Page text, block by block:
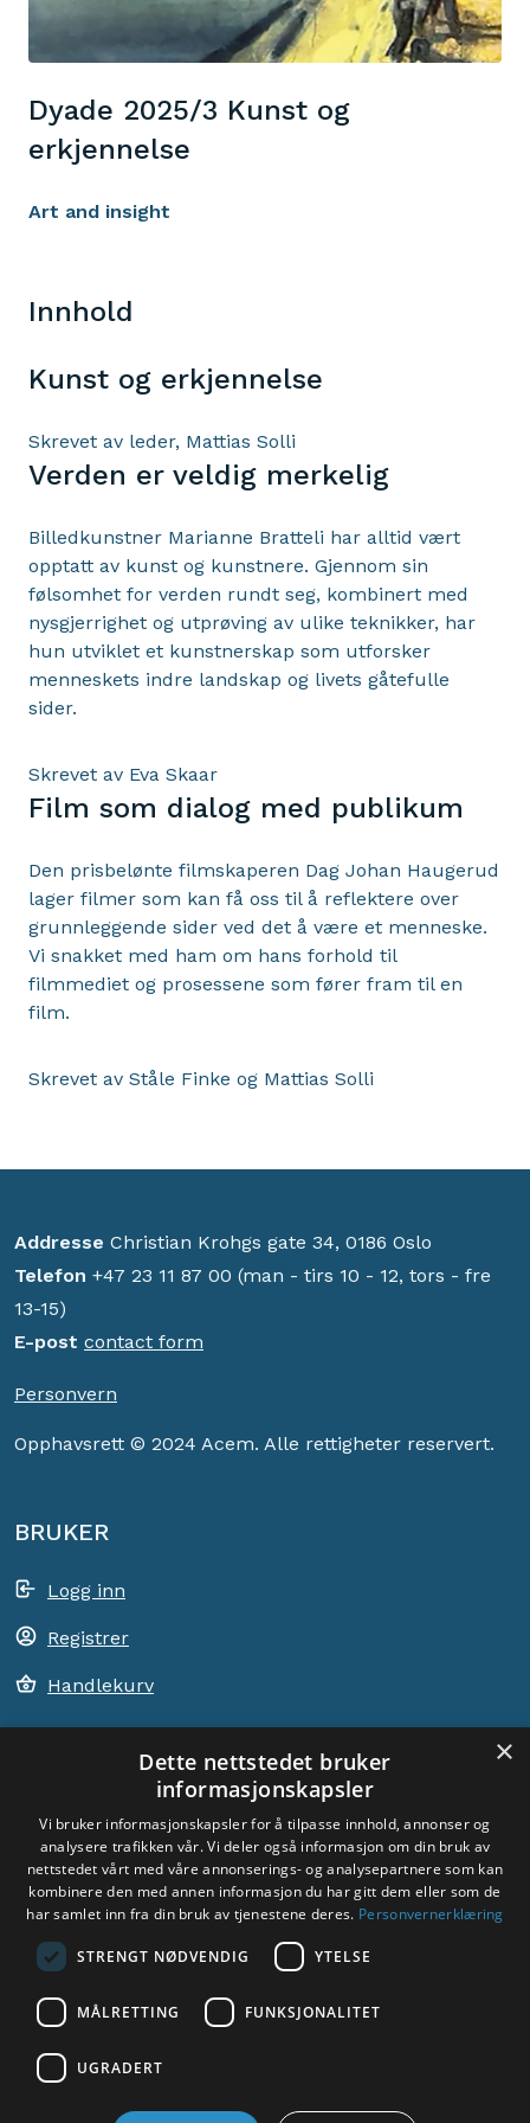
Dyade 2025/3 Kunst og
erkjennelse
Art and insight
Innhold
Kunst og erkjennelse
Skrevet av leder, Mattias Solli
Verden er veldig merkelig
Billedkunstner Marianne Bratteli har alltid vært
opptatt av kunst og kunstnere. Gjennom sin
følsomhet for verden rundt seg, kombinert med
nysgjerrighet og utprøving av ulike teknikker, har
hun utviklet et kunstnerskap som utforsker
menneskets indre landskap og livets gåtefulle
sider.
Skrevet av Eva Skaar
Film som dialog med publikum
Den prisbelønte filmskaperen Dag Johan Haugerud
lager filmer som kan få oss til å reflektere over
grunnleggende sider ved det å være et menneske.
Vi snakket med ham om hans forhold til
filmmediet og prosessene som fører fram til en
film.
Skrevet av Ståle Finke og Mattias Solli
Addresse Christian Krohgs gate 34, 0186 Oslo
Telefon +47 23 11 87 00 (man - tirs 10 - 12, tors - fre
13-15)
E-post contact form
Personvern
Opphavsrett © 2024 Acem. Alle rettigheter reservert.
BRUKER
Logg inn
Registrer
Handlekurv
ACEM VERDEN OVER
VELG LAND
Dyade
×
Dette nettstedet bruker
informasjonskapsler
Vi bruker informasjonskapsler for å tilpasse innhold, annonser og
analysere trafikken vår. Vi deler også informasjon om din bruk av
nettstedet vårt med våre annonserings- og analysepartnere som kan
kombinere den med annen informasjon du har gitt dem eller som de
har samlet inn fra din bruk av tjenestene deres. Personvernerklæring
STRENGT NØDVENDIG YTELSE
MÅLRETTING FUNKSJONALITET
UGRADERT